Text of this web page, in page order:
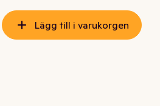
Lägg till i varukorgen